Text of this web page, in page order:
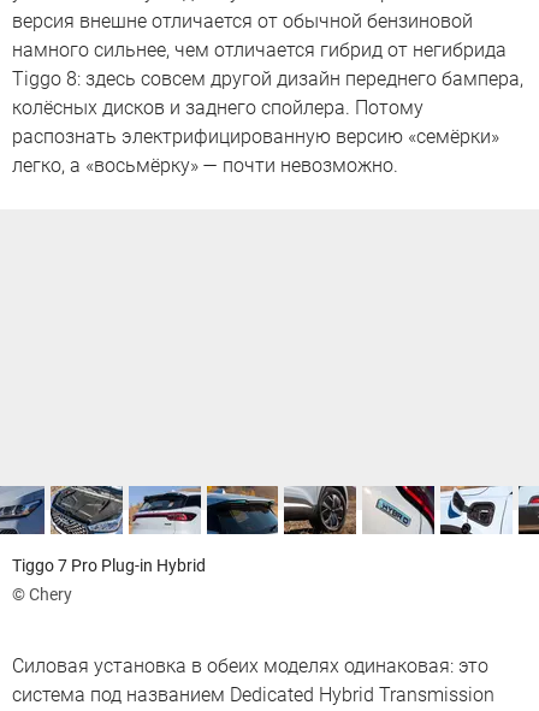
версия внешне отличается от обычной бензиновой
намного сильнее, чем отличается гибрид от негибрида
Tiggo 8: здесь совсем другой дизайн переднего бампера,
колёсных дисков и заднего спойлера. Потому
распознать электрифицированную версию «семёрки»
легко, а «восьмёрку» — почти невозможно.
Тiggo 7 Pro Plug-in Hybrid
© Chery
Силовая установка в обеих моделях одинаковая: это
система под названием Dedicated Hybrid Transmission